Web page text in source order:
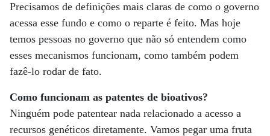
Precisamos de definições mais claras de como o governo
acessa esse fundo e como o reparte é feito. Mas hoje
temos pessoas no governo que não só entendem como
esses mecanismos funcionam, como também podem
fazê-lo rodar de fato.
Como funcionam as patentes de bioativos?
Ninguém pode patentear nada relacionado a acesso a
recursos genéticos diretamente. Vamos pegar uma fruta